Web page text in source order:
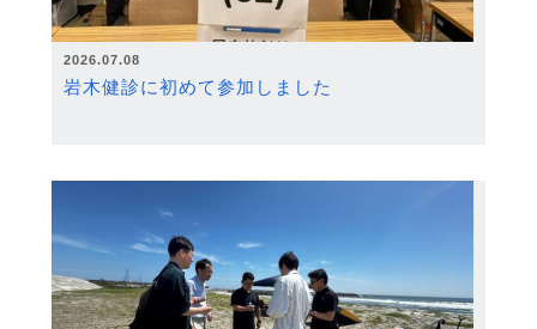
2026.07.08
岩木健診に初めて参加しました